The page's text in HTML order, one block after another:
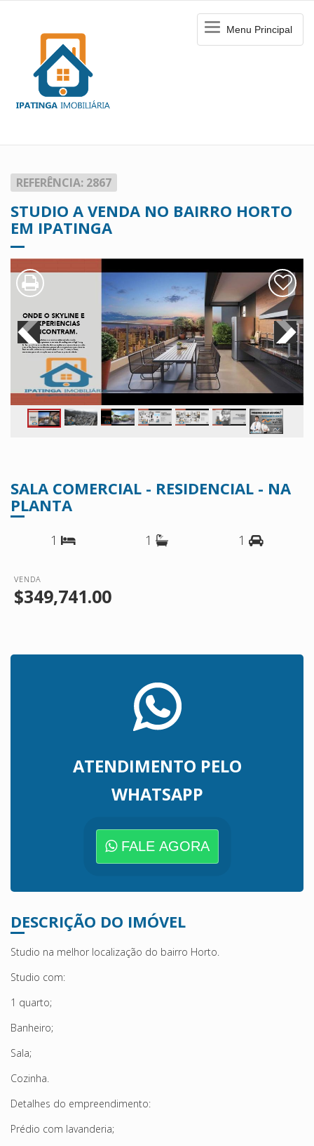
MenuMenu Principal
REFERÊNCIA: 2867
STUDIO A VENDA NO BAIRRO HORTO
EM IPATINGA
SALA COMERCIAL - RESIDENCIAL - NA
PLANTA
1 1 1
VENDA
$349,741.00
ATENDIMENTO PELO
WHATSAPP
FALE AGORA
DESCRIÇÃO DO IMÓVEL
Studio na melhor localização do bairro Horto.
Studio com:
1 quarto;
Banheiro;
Sala;
Cozinha.
Detalhes do empreendimento:
Prédio com lavanderia;